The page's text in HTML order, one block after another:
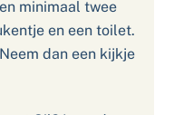
minimaal twee
en een toilet.
dan een kijkje